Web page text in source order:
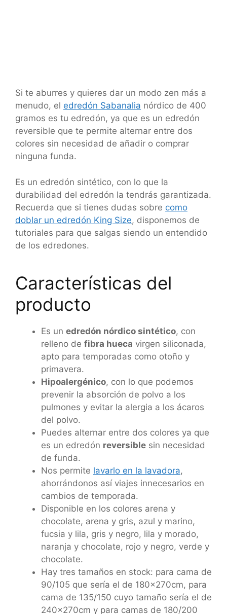
Si te aburres y quieres dar un modo zen más a
menudo, el edredón Sabanalia nórdico de 400
gramos es tu edredón, ya que es un edredón
reversible que te permite alternar entre dos
colores sin necesidad de añadir o comprar
ninguna funda.
Es un edredón sintético, con lo que la
durabilidad del edredón la tendrás garantizada.
Recuerda que si tienes dudas sobre como
doblar un edredón King Size, disponemos de
tutoriales para que salgas siendo un entendido
de los edredones.
Características del
producto
Es un edredón nórdico sintético, con
relleno de fibra hueca virgen siliconada,
apto para temporadas como otoño y
primavera.
Hipoalergénico, con lo que podemos
prevenir la absorción de polvo a los
pulmones y evitar la alergia a los ácaros
del polvo.
Puedes alternar entre dos colores ya que
es un edredón reversible sin necesidad
de funda.
Nos permite lavarlo en la lavadora,
ahorrándonos así viajes innecesarios en
cambios de temporada.
Disponible en los colores arena y
chocolate, arena y gris, azul y marino,
fucsia y lila, gris y negro, lila y morado,
naranja y chocolate, rojo y negro, verde y
chocolate.
Hay tres tamaños en stock: para cama de
90/105 que sería el de 180x270cm, para
cama de 135/150 cuyo tamaño sería el de
240x270cm y para camas de 180/200